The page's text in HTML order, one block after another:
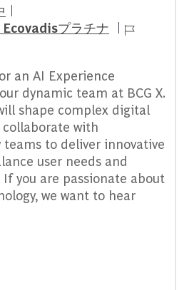
Ecovadisプラチナ
ジョブ ID
an AI Experience
dynamic team at BCG X.
shape complex digital
with
to deliver innovative
user needs and
If you are passionate about
we want to hear